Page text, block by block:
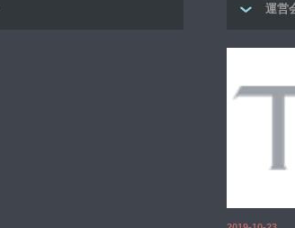
運営